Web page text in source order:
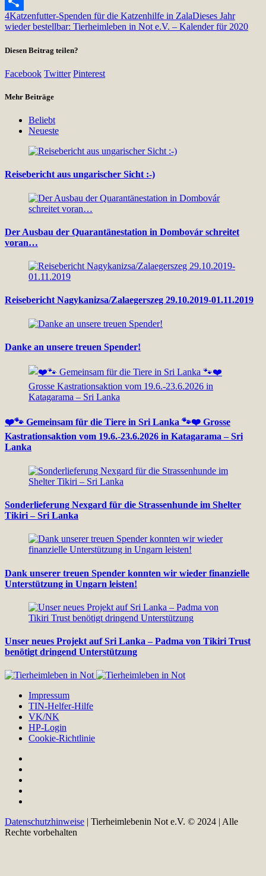
Teilen
4Katzenfutter-Spenden für die Katzenhilfe in ZalaDieses Jahr
wieder bestellbar: Tierheimleben in Not e.V. – Kalender für 2020
Diesen Beitrag teilen?
Facebook Twitter Pinterest
Mehr Beiträge
Beliebt
Neueste
Reisebericht aus ungarischer Sicht :-)
Der Ausbau der Quarantänestation in Dombovár schreitet
voran…
Reisebericht Nagykanizsa/Zalaegerszeg 29.10.2019-01.11.2019
Danke an unsere treuen Spender!
❤️🐾 Gemeinsam für die Tiere in Sri Lanka 🐾❤️ Grosse
Kastrationsaktion vom 19.6.-23.6.2026 in Katagarama – Sri
Lanka
Sonderlieferung Nexgard für die Strassenhunde im Shelter
Tikiri – Sri Lanka
Dank unserer treuen Spender konnten wir wieder finanzielle
Unterstützung in Ungarn leisten!
Unser neues Projekt auf Sri Lanka – Padma von Tikiri Trust
benötigt dringend Unterstützung
Impressum
TIN-Helfer-Hilfe
VK/NK
HP-Login
Cookie-Richtlinie
Datenschutzhinweise | Tierheimlebenin Not e.V. © 2024 | Alle
Rechte vorbehalten